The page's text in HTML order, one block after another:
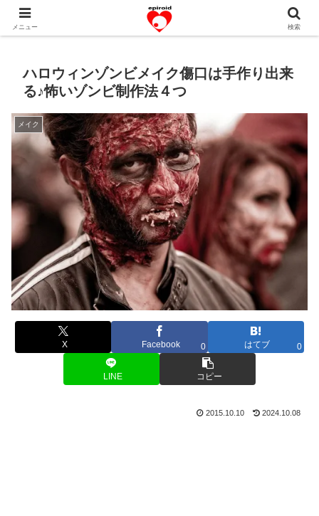
恋愛共感エピソード。あなたのストーリーを変えていく！。
ハロウィンゾンビメイク傷口は手作り出来
る♪怖いゾンビ制作法４つ
メイク
X Facebook 0 はてブ 0
LINE コピー
2015.10.10 2024.10.08
メニュー 検索